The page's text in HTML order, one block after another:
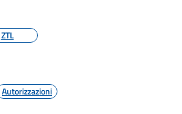
ZTL
Autorizzazioni